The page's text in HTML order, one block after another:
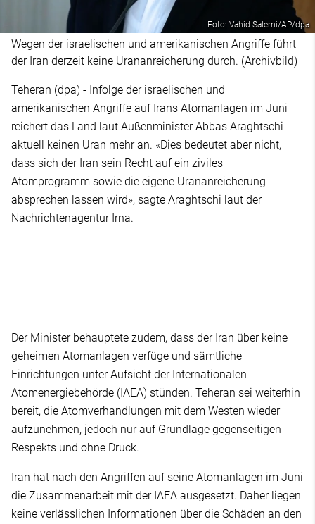
Foto: Vahid Salemi/AP/dpa
Wegen der israelischen und amerikanischen Angriffe führt
der Iran derzeit keine Urananreicherung durch. (Archivbild)
Teheran (dpa) - Infolge der israelischen und
amerikanischen Angriffe auf Irans Atomanlagen im Juni
reichert das Land laut Außenminister Abbas Araghtschi
aktuell keinen Uran mehr an. «Dies bedeutet aber nicht,
dass sich der Iran sein Recht auf ein ziviles
Atomprogramm sowie die eigene Urananreicherung
absprechen lassen wird», sagte Araghtschi laut der
Nachrichtenagentur Irna.
Der Minister behauptete zudem, dass der Iran über keine
geheimen Atomanlagen verfüge und sämtliche
Einrichtungen unter Aufsicht der Internationalen
Atomenergiebehörde (IAEA) stünden. Teheran sei weiterhin
bereit, die Atomverhandlungen mit dem Westen wieder
aufzunehmen, jedoch nur auf Grundlage gegenseitigen
Respekts und ohne Druck.
Iran hat nach den Angriffen auf seine Atomanlagen im Juni
die Zusammenarbeit mit der IAEA ausgesetzt. Daher liegen
keine verlässlichen Informationen über die Schäden an den